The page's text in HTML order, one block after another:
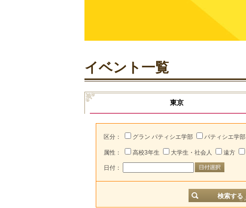
イベント一覧
東京
区分： グラン パティシエ学部 パティシエ学部
属性： 高校3年生 大学生・社会人 遠方
日付：